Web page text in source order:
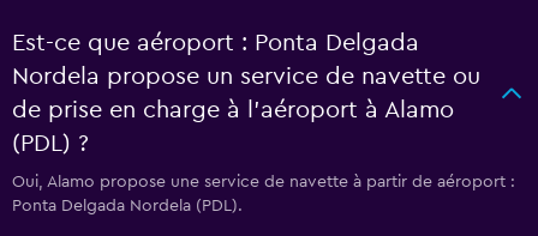
Est-ce que aéroport : Ponta Delgada
Nordela propose un service de navette ou
de prise en charge à l’aéroport à Alamo
(PDL) ?
Oui, Alamo propose une service de navette à partir de aéroport :
Ponta Delgada Nordela (PDL).